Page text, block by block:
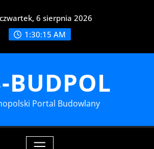
czwartek, 6 sierpnia 2026
1:30:17 AM
BUDPOL
Portal Budowlany